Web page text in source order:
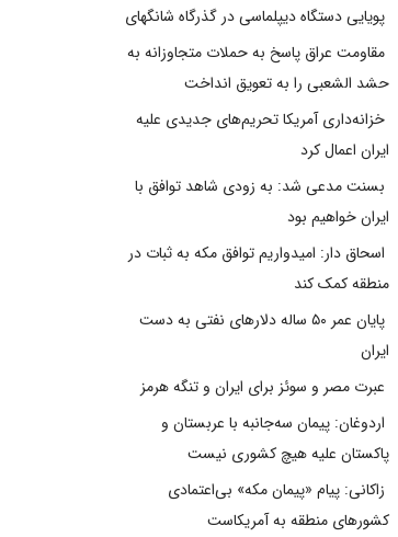
پویایی دستگاه دیپلماسی در گذرگاه شانگهای
مقاومت عراق پاسخ به حملات متجاوزانه به
حشد الشعبی را به تعویق انداخت
خزانه‌داری آمریکا تحریم‌های جدیدی علیه
ایران اعمال کرد
بسنت مدعی شد: به زودی شاهد توافق با
ایران خواهیم بود
اسحاق دار: امیدواریم توافق مکه به ثبات در
منطقه کمک کند
پایان عمر ۵۰ ساله دلارهای نفتی به دست
ایران
عبرت مصر و سوئز برای ایران و تنگه هرمز
اردوغان: پیمان سه‌جانبه با عربستان و
پاکستان علیه هیچ کشوری نیست
زاکانی: پیام «پیمان مکه» بی‌اعتمادی
کشورهای منطقه به آمریکاست